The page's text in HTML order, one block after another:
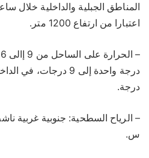
المناطق الجبلية والداخلية خلال
اعتبارا من ارتفاع 1200 متر.
درجة.
س.